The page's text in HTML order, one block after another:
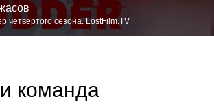
четвертого сезона. LostFilm.TV
команда